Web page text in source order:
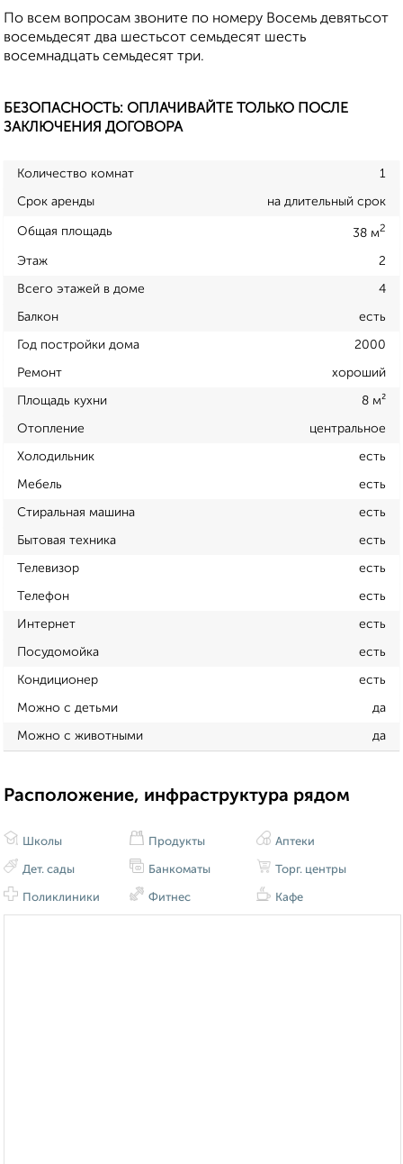
По всем вопросам звоните по номеру Восемь девятьсот
восемьдесят два шестьсот семьдесят шесть
восемнадцать семьдесят три.
БЕЗОПАСНОСТЬ: ОПЛАЧИВАЙТЕ ТОЛЬКО ПОСЛЕ
ЗАКЛЮЧЕНИЯ ДОГОВОРА
Количество комнат 1
Срок аренды на длительный срок
Общая площадь 38 м2
Этаж 2
Всего этажей в доме 4
Балкон есть
Год постройки дома 2000
Ремонт хороший
Площадь кухни 8 м²
Отопление центральное
Холодильник есть
Мебель есть
Стиральная машина есть
Бытовая техника есть
Телевизор есть
Телефон есть
Интернет есть
Посудомойка есть
Кондиционер есть
Можно с детьми да
Можно с животными да
Расположение, инфраструктура рядом
Школы
Дет. сады
Поликлиники
Продукты
Банкоматы
Фитнес
Аптеки
Торг. центры
Кафе